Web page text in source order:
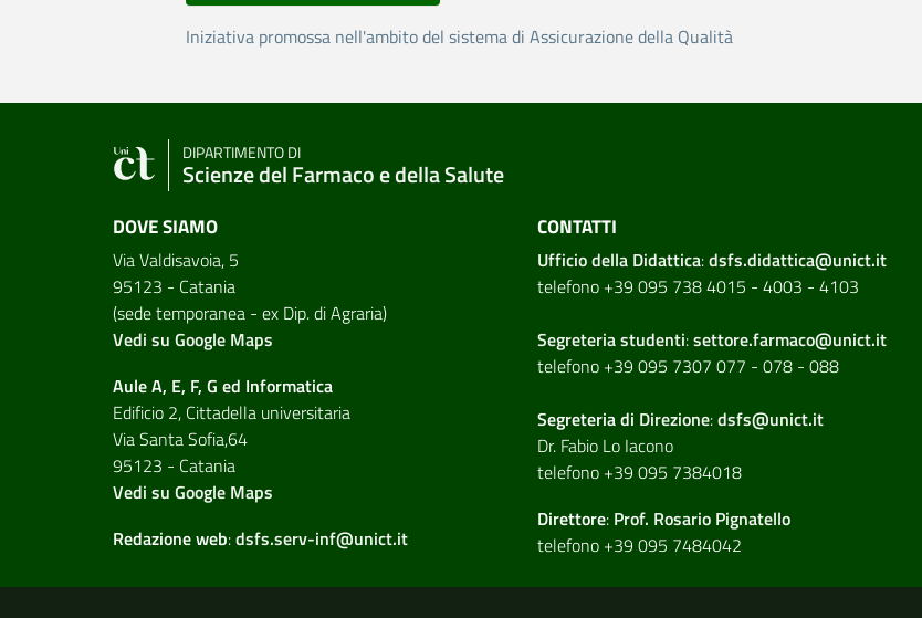
Iniziativa promossa nell'ambito del sistema di Assicurazione della Qualità
DIPARTIMENTO DI
Scienze del Farmaco e della Salute
DOVE SIAMO
Via Valdisavoia, 5
95123 - Catania
(sede temporanea - ex Dip. di Agraria)
Vedi su Google Maps
Aule A, E, F, G ed Informatica
Edificio 2, Cittadella universitaria
Via Santa Sofia,64
95123 - Catania
Vedi su Google Maps
Redazione web:dsfs.serv-inf@unict.it
CONTATTI
Ufficio della Didattica:dsfs.didattica@unict.it
telefono +39 095 738 4015 - 4003 - 4103
Segreteria studenti:settore.farmaco@unict.it
telefono +39 095 7307 077 - 078 - 088
Segreteria di Direzione:dsfs@unict.it
Dr. Fabio Lo Iacono
telefono +39 095 7384018
Direttore: Prof. Rosario Pignatello
telefono +39 095 7484042